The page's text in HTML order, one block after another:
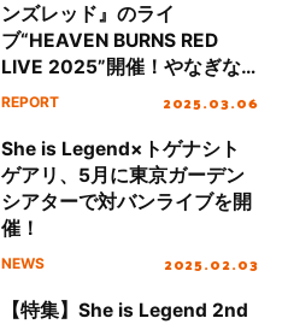
ンズレッド』のライ
ブ“HEAVEN BURNS RED
LIVE 2025”開催！やなぎな
ぎとShe is Legendの2組が
REPORT 2025.03.06
She is Legend×トゲナシト
ゲアリ、5月に東京ガーデン
シアターで対バンライブを開
催！
NEWS 2025.02.03
【特集】She is Legend 2nd